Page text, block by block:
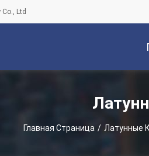
Ltd
Главная Страница / Латунные